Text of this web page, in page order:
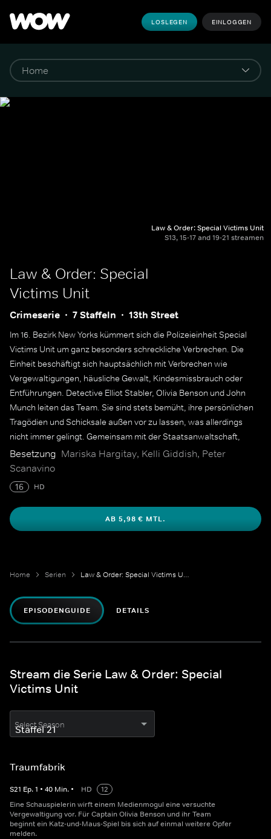
LOSLEGEN EINLOGGEN
Law & Order: Special Victims Unit
S13, 15-17 and 19-21 streamen
Law & Order: Special
Victims Unit
Crimeserie 7 Staffeln 13th Street
Im 16. Bezirk New Yorks kümmert sich die Polizeieinheit Special
Victims Unit um ganz besonders schreckliche Verbrechen. Die
Einheit beschäftigt sich hauptsächlich mit Verbrechen wie
Vergewaltigungen, häusliche Gewalt, Kindesmissbrauch oder
Entführungen. Detective Elliot Stabler, Olivia Benson und John
Munch leiten das Team. Sie sind stets bemüht, ihre persönlichen
Tragödien und Schicksale außen vor zu lassen, was allerdings
nicht immer gelingt. Gemeinsam mit der Staatsanwaltschaft,
Polizeicaptains, dem FBI sowie Medizinern sind sie auf der Jagd
nach Sexualstraftätern und Kinderschändern.
Besetzung Mariska Hargitay, Kelli Giddish, Peter
Scanavino
16 HD
AB 5,98 € MTL.
Home Serien Law & Order: Special Victims Unit
EPISODENGUIDE DETAILS
Stream die Serie Law & Order: Special
Victims Unit
Select Season
Traumfabrik
S21 Ep.1 • 40 Min. • HD
12
Eine Schauspielerin wirft einem Medienmogul eine versuchte
Vergewaltigung vor. Für Captain Olivia Benson und ihr Team
beginnt ein Katz-und-Maus-Spiel bis sich auf einmal weitere Opfer
melden.